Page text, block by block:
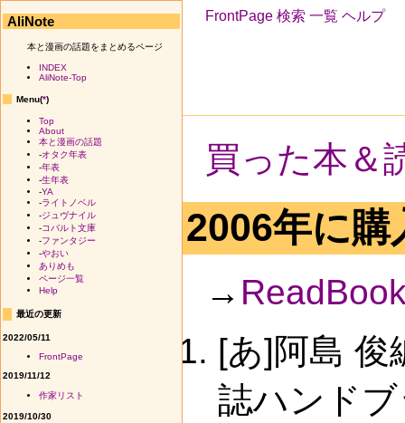
FrontPage 検索 一覧 ヘルプ
買った本＆
2006年に購
→
[あ]阿島 俊
誌ハンド
AliNote
本と漫画の話題をまとめるページ
INDEX
AliNote-Top
Menu(*)
Top
About
本と漫画の話題
-オタク年表
-年表
-生年表
-YA
-ライトノベル
-ジュヴナイル
-コバルト文庫
-ファンタジー
-やおい
ありめも
ページ一覧
Help
最近の更新
2022/05/11
FrontPage
2019/11/12
作家リスト
2019/10/30